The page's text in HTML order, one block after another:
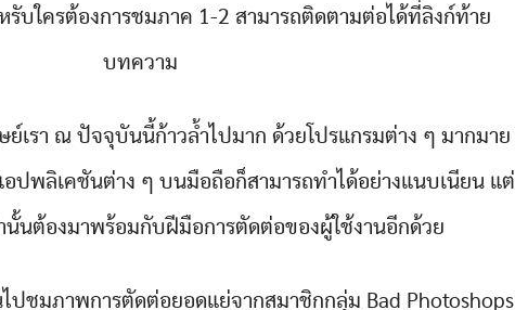
บใครต้องการชมภาค 1-2 สามารถติดตามต่อได้ที่ลิงก์ท้าย
บทความ
ย์เรา ณ ปัจจุบันนี้ก้าวล้ำไปมาก ด้วยโปรแกรมต่าง ๆ มากมาย
ปพลิเคชันต่าง ๆ บนมือถือก็สามารถทำได้อย่างแนบเนียน แต่
นั้นต้องมาพร้อมกับฝีมือการตัดต่อของผู้ใช้งานอีกด้วย
ปชมภาพการตัดต่อยอดแย่จากสมาชิกกลุ่ม Bad Photoshops